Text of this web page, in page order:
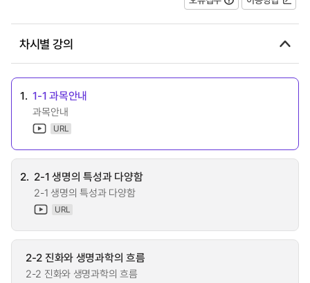
차시별 강의
1. 1-1 과목안내
과목안내
URL
2. 2-1 생명의 특성과 다양함
2-1 생명의 특성과 다양함
URL
2-2 진화와 생명과학의 흐름
2-2 진화와 생명과학의 흐름